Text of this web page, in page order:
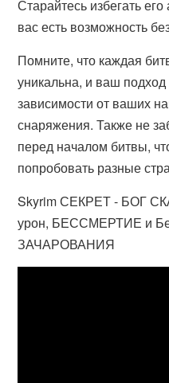
Старайтесь избегать его
вас есть возможность
Помните, что каждая
уникальна, и ваш
зависимости от ваших
снаряжения. Также не
перед началом битвы,
попробовать разные
Skyrim СЕКРЕТ - БОГ
урон, БЕССМЕРТИЕ и
ЗАЧАРОВАНИЯ